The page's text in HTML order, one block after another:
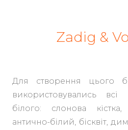
Zadig &
Для створення цього
використовувались всі
білого: слонова
антично-білий, бісквіт,